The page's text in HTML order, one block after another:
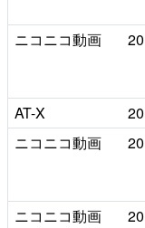
ニコニコ動画
AT-X
ニコニコ動画
ニコニコ動画